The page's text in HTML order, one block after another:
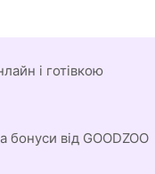
і готівкою
бонуси від GOODZOO